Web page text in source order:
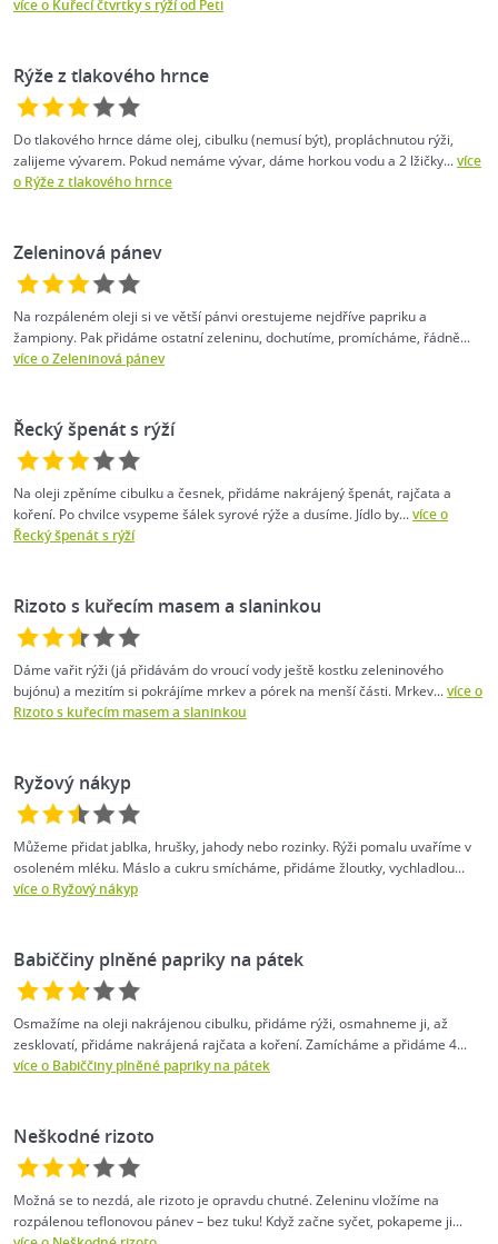
více o Kuřecí čtvrtky s rýží od Peti
Rýže z tlakového hrnce
Do tlakového hrnce dáme olej, cibulku (nemusí být), propláchnutou rýži,
zalijeme vývarem. Pokud nemáme vývar, dáme horkou vodu a 2 lžičky...více
o Rýže z tlakového hrnce
Zeleninová pánev
Na rozpáleném oleji si ve větší pánvi orestujeme nejdříve papriku a
žampiony. Pak přidáme ostatní zeleninu, dochutíme, promícháme, řádně...
více o Zeleninová pánev
Řecký špenát s rýží
Na oleji zpěníme cibulku a česnek, přidáme nakrájený špenát, rajčata a
koření. Po chvilce vsypeme šálek syrové rýže a dusíme. Jídlo by...více o
Řecký špenát s rýží
Rizoto s kuřecím masem a slaninkou
Dáme vařit rýži (já přidávám do vroucí vody ještě kostku zeleninového
bujónu) a mezitím si pokrájíme mrkev a pórek na menší části. Mrkev...více o
Rizoto s kuřecím masem a slaninkou
Ryžový nákyp
Můžeme přidat jablka, hrušky, jahody nebo rozinky. Rýži pomalu uvaříme v
osoleném mléku. Máslo a cukru smícháme, přidáme žloutky, vychladlou...
více o Ryžový nákyp
Babiččiny plněné papriky na pátek
Osmažíme na oleji nakrájenou cibulku, přidáme rýži, osmahneme ji, až
zesklovatí, přidáme nakrájená rajčata a koření. Zamícháme a přidáme 4...
více o Babiččiny plněné papriky na pátek
Neškodné rizoto
Možná se to nezdá, ale rizoto je opravdu chutné. Zeleninu vložíme na
rozpálenou teflonovou pánev – bez tuku! Když začne syčet, pokapeme ji...